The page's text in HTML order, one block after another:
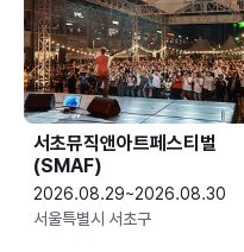
서초뮤직앤아트페스티벌
(SMAF)
2026.08.29~2026.08.30
서울특별시 서초구